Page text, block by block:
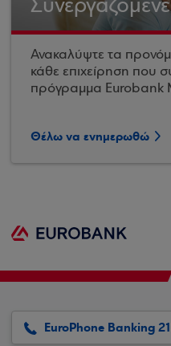
Ανακαλύψτε τα
κάθε επιχείρηση που
πρόγραμμα Eurobank
Θέλω να ενημερωθώ
EuroPhone Banking